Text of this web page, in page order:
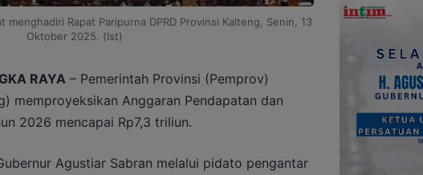
menghadiri Rapat Paripurna DPRD Provinsi Kalteng, Senin, 13
Oktober 2025. (Ist)
RAYA– Pemerintah Provinsi (Pemprov)
memproyeksikan Anggaran Pendapatan dan
2026 mencapai Rp7,3 triliun.
Agustiar Sabran melalui pidato pengantar